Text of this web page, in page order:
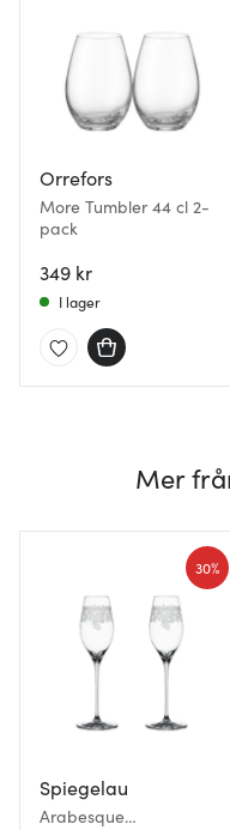
Orrefors
More Tumbler 44 cl 2-
pack
349 kr
I lager
Mer
Spiegelau
Arabesque
30%